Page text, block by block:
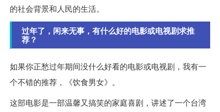
的社会背景和人民的生活。
过年了，闲来无事，有什么好的电影或电视剧求推
荐？
如果你正愁过年期间没什么好看的电影或电视剧，我有一
个不错的推荐，《饮食男女》。
这部电影是一部温馨又搞笑的家庭喜剧，讲述了一个台湾